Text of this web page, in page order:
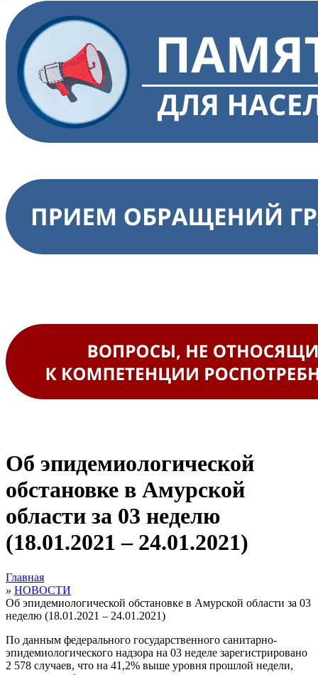
Об эпидемиологической
обстановке в Амурской
области за 03 неделю
(18.01.2021 – 24.01.2021)
Главная
» НОВОСТИ
Об эпидемиологической обстановке в Амурской области за 03
неделю (18.01.2021 – 24.01.2021)
По данным федерального государственного санитарно-
эпидемиологического надзора на 03 неделе зарегистрировано
2 578 случаев, что на 41,2% выше уровня прошлой недели,